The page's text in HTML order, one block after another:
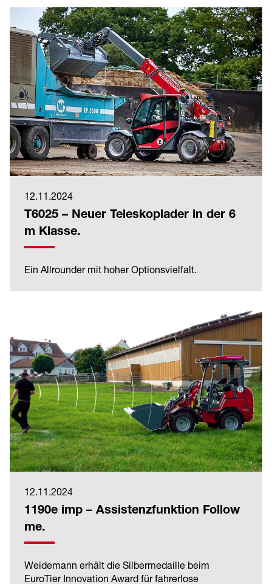
12.11.2024
T6025 – Neuer Teleskoplader in der 6
m Klasse.
Ein Allrounder mit hoher Optionsvielfalt.
12.11.2024
1190e imp – Assistenzfunktion Follow
me.
Weidemann erhält die Silbermedaille beim
EuroTier Innovation Award für fahrerlose